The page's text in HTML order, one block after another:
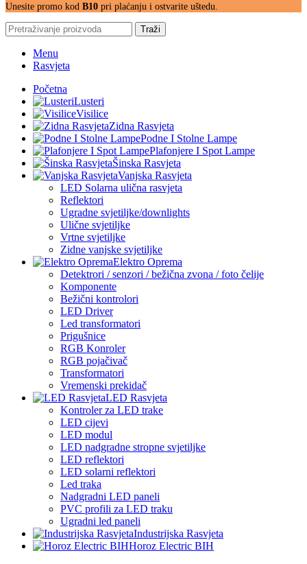
Unesite promo kod B10 pri plaćanju i ostvarite uštedu.
Traži
Menu
Rasvjeta
Početna
Lusteri
Visilice
Zidna Rasvjeta
Podne I Stolne Lampe
Plafonjere I Spot Lampe
Šinska Rasvjeta
Vanjska Rasvjeta
LED Solarna ulična rasvjeta
Reflektori
Ugradne svjetiljke/downlights
Ulične svjetiljke
Vrtne svjetiljke
Zidne vanjske svjetiljke
Elektro Oprema
Detektrori / senzori / bežična zvona / foto čelije
Komponente
Bežični kontrolori
LED Driver
Led transformatori
Prigušnice
RGB Konroler
RGB pojačivač
Transformatori
Vremenski prekidač
LED Rasvjeta
Kontroler za LED trake
LED cijevi
LED modul
LED nadgradne stropne svjetiljke
LED reflektori
LED solarni reflektori
Led traka
Nadgradni LED paneli
PVC profili za LED traku
Ugradni led paneli
Industrijska Rasvjeta
Horoz Electric BIH